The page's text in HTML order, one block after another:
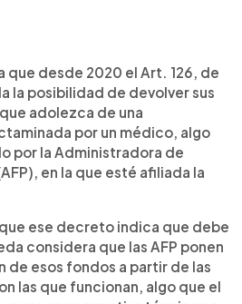
que desde 2020 el Art. 126, de
la posibilidad de devolver sus
adolezca de una
por un médico, algo
por la Administradora de
en la que esté afiliada la
ese decreto indica que debe
considera que las AFP ponen
de esos fondos a partir de las
las que funcionan, algo que el